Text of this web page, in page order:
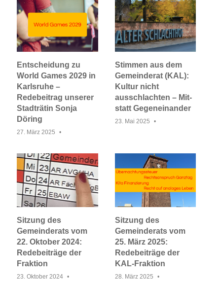
Entscheidung zu
World Games 2029 in
Karlsruhe –
Redebeitrag unserer
Stadträtin Sonja
Döring
27. März 2025
Stimmen aus dem
Gemeinderat (KAL):
Kultur nicht
ausschlachten – Mit-
statt Gegeneinander
23. Mai 2025
Sitzung des
Gemeinderats vom
22. Oktober 2024:
Redebeiträge der
Fraktion
23. Oktober 2024
Sitzung des
Gemeinderats vom
25. März 2025:
Redebeiträge der
KAL-Fraktion
28. März 2025